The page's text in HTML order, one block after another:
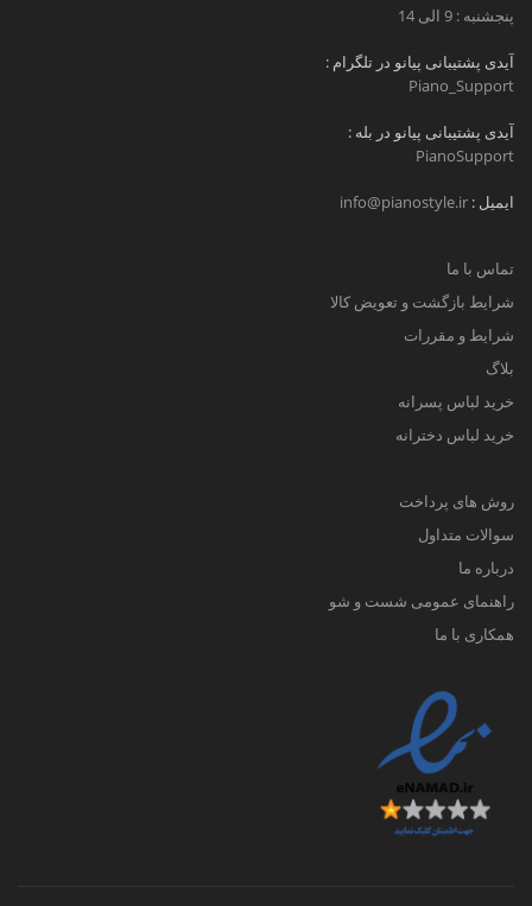
پنجشنبه : 9 الی 14
آیدی پشتیبانی پیانو در تلگرام :
Piano_Support
آیدی پشتیبانی پیانو در بله :
PianoSupport
ایمیل : info@pianostyle.ir
تماس با ما
شرایط بازگشت و تعویض کالا
شرایط و مقررات
بلاگ
خرید لباس پسرانه
خرید لباس دخترانه
روش های پرداخت
سوالات متداول
درباره ما
راهنمای عمومی شست و شو
همکاری با ما